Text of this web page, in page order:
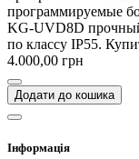
программируемые
KG-UVD8D
по классу IP55.
4.000,00 грн
Додати до кошика
Інформація